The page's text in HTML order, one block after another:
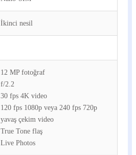
İkinci nesil
12 MP fotoğraf
f/2.2
30 fps 4K video
120 fps 1080p veya 240 fps 720p
yavaş çekim video
True Tone flaş
Live Photos